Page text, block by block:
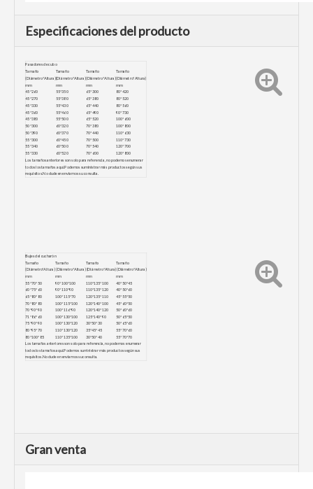
Especificaciones del producto
Pasadores de cubo
Tamaño
(Diámetro*Altura)
mm
Tamaño
(Diámetro*Altura)
mm
Tamaño
(Diámetro*Altura)
mm
Tamaño
(Diámetro*Altura)
mm
45*260 55*350 65*300
80*420
45*270
55*380 65*380
80*520
45*330
55*430 65*440
80*560
45*360
55*460 65*490 90*730
45*380 55*500 65*520
100*600
50*300
60*320 70*380
100*800
50*390
60*370 70*440 110*630
55*300 60*450 70*500
110*730
55*340
60*500 70*540
120*700
55*330
60*520 70*600 120*800
Los tamaños anteriores son solo para referencia, no podemos enumerar
todos los tamaños aquí.Podemos suministrar más productos según sus
requisitos.No dude en enviarnos su consulta.
Bujes del cucharón
Tamaño
(Diámetro*Altura)
mm
Tamaño
(Diámetro*Altura)
mm
Tamaño
(Diámetro*Altura)
mm
Tamaño
(Diámetro*Altura)
mm
55*70*50
90*100*100 110*135*100 40*50*45
60*75*60 90*110*90 110*135*120
40*50*60
65*80*80
100*115*70 120*135*110 45*55*50
70*80*80 100*115*100 120*140*100
45*60*50
70*90*90
100*116*90 120*140*120
50*60*60
71*86*60
100*130*100 125*140*90 50*65*50
75*90*90 100*130*120 30*50*30
50*65*60
80*95*70
110*130*120 35*45*45 55*70*60
80*100*85 110*135*100 30*50*40
55*70*70
Los tamaños anteriores son solo para referencia, no podemos enumerar
todos los tamaños aquí.Podemos suministrar más productos según sus
requisitos.No dude en enviarnos su consulta.
Gran venta